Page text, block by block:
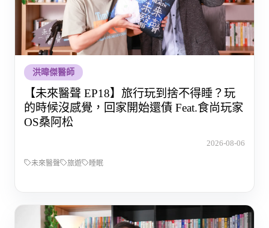
洪暐傑醫師
【未來醫聲 EP18】旅行玩到捨不得睡？玩
的時候沒感覺，回家開始還債 Feat.食尚玩家
OS桑阿松
2026-08-06
未來醫聲 旅遊 睡眠